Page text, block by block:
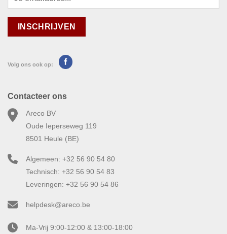
Volg ons ook op:
Contacteer ons
Areco BV
Oude Ieperseweg 119
8501 Heule (BE)
Algemeen: +32 56 90 54 80
Technisch: +32 56 90 54 83
Leveringen: +32 56 90 54 86
helpdesk@areco.be
Ma-Vrij 9:00-12:00 & 13:00-18:00